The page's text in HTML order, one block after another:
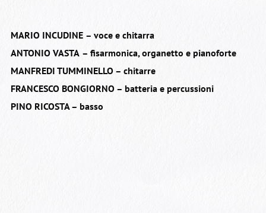
MARIO INCUDINE – voce e chitarra
ANTONIO VASTA – fisarmonica, organetto e pianoforte
MANFREDI TUMMINELLO – chitarre
FRANCESCO BONGIORNO – batteria e percussioni
PINO RICOSTA – basso